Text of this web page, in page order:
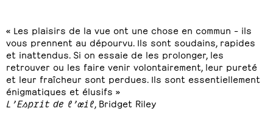
« Les plaisirs de la vue ont une chose en commun – ils
vous prennent au dépourvu. Ils sont soudains, rapides
et inattendus. Si on essaie de les prolonger, les
retrouver ou les faire venir volontairement, leur pureté
et leur fraîcheur sont perdues. Ils sont essentiellement
énigmatiques et élusifs »
L’Esprit de l’œil , Bridget Riley